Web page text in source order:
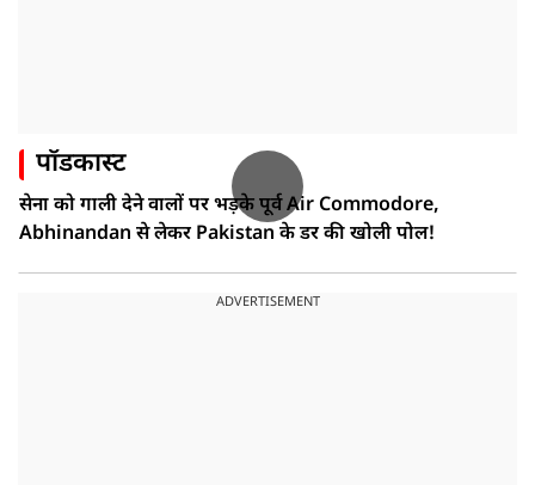
पॉडकास्ट
सेना को गाली देने वालों पर भड़के पूर्व Air Commodore,
Abhinandan से लेकर Pakistan के डर की खोली पोल!
ADVERTISEMENT